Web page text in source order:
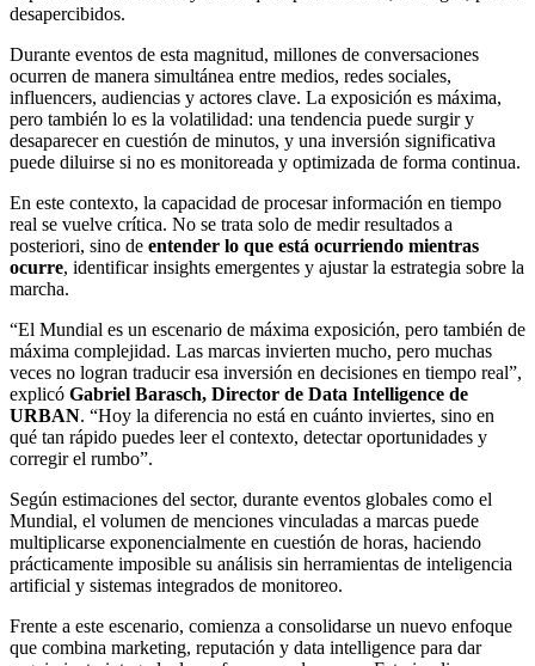
desapercibidos.
Durante eventos de esta magnitud, millones de conversaciones
ocurren de manera simultánea entre medios, redes sociales,
influencers, audiencias y actores clave. La exposición es máxima,
pero también lo es la volatilidad: una tendencia puede surgir y
desaparecer en cuestión de minutos, y una inversión significativa
puede diluirse si no es monitoreada y optimizada de forma continua.
En este contexto, la capacidad de procesar información en tiempo
real se vuelve crítica. No se trata solo de medir resultados a
posteriori, sino de entender lo que está ocurriendo mientras
ocurre, identificar insights emergentes y ajustar la estrategia sobre la
marcha.
“El Mundial es un escenario de máxima exposición, pero también de
máxima complejidad. Las marcas invierten mucho, pero muchas
veces no logran traducir esa inversión en decisiones en tiempo real”,
explicó Gabriel Barasch, Director de Data Intelligence de
URBAN. “Hoy la diferencia no está en cuánto inviertes, sino en
qué tan rápido puedes leer el contexto, detectar oportunidades y
corregir el rumbo”.
Según estimaciones del sector, durante eventos globales como el
Mundial, el volumen de menciones vinculadas a marcas puede
multiplicarse exponencialmente en cuestión de horas, haciendo
prácticamente imposible su análisis sin herramientas de inteligencia
artificial y sistemas integrados de monitoreo.
Frente a este escenario, comienza a consolidarse un nuevo enfoque
que combina marketing, reputación y data intelligence para dar